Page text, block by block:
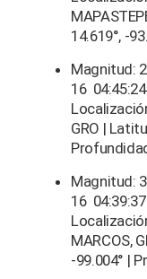
14.619°, -
Magnitud:
16
GRO |
Magnitud:
16
MARCOS,
-99.004° |